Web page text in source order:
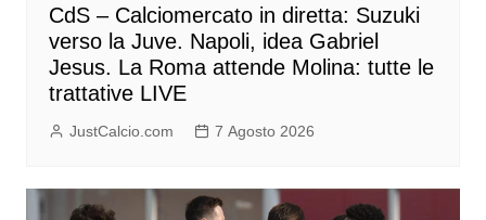
CdS – Calciomercato in diretta: Suzuki
verso la Juve. Napoli, idea Gabriel
Jesus. La Roma attende Molina: tutte le
trattative LIVE
JustCalcio.com 7 Agosto 2026